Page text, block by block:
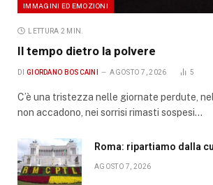
IMMAGINI ED EMOZIONI
LETTURA 2 MIN.
Il tempo dietro la polvere
DI GIORDANO BOSCAINI AGOSTO 7, 2026 5
C’è una tristezza nelle giornate perdute,
non accadono, nei sorrisi rimasti sospesi…
Roma: ripartiamo dalla
AGOSTO 7, 2026